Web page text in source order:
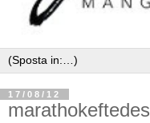
17/08/12
marathokeftedes